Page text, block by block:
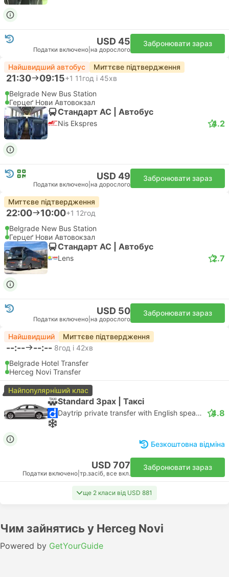
USD 45
Податки включено на дорослого
Забронювати зараз
Найшвидший автобус Миттєве підтвердження
21:30 09:15+1 11год і 45хв
Belgrade New Bus Station
Герцеґ Нови Автовокзал
Стандарт АС | Автобус
Nis Ekspres 4.2
USD 49
Податки включено на дорослого
Забронювати зараз
Миттєве підтвердження
22:00 10:00+1 12год
Belgrade New Bus Station
Герцеґ Нови Автовокзал
Стандарт АС | Автобус
Lens 2.7
USD 50
Податки включено на дорослого
Забронювати зараз
Найшвидший Миттєве підтвердження
--:-- --:-- 8год і 42хв
Belgrade Hotel Transfer
Herceg Novi Transfer
Найпопулярніший клас
Standard 3pax | Таксі
Daytrip private transfer with English speaking driver 4.8
Безкоштовна відміна
USD 707
Податки включено тр.засіб, все вкл.
Забронювати зараз
ще 2 класи від USD 881
Чим зайнятись у Herceg Novi
Powered by GetYourGuide